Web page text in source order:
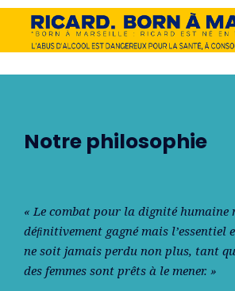
Notre philosophie
« Le combat pour la dignité humaine
déﬁnitivement gagné mais l’essentiel
ne soit jamais perdu non plus, tant
des femmes sont prêts à le mener. »